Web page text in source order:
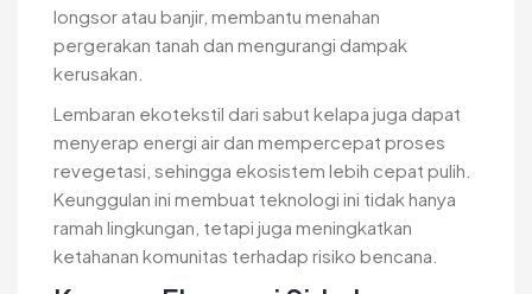
longsor atau banjir, membantu menahan
pergerakan tanah dan mengurangi dampak
kerusakan.
Lembaran ekotekstil dari sabut kelapa juga dapat
menyerap energi air dan mempercepat proses
revegetasi, sehingga ekosistem lebih cepat pulih.
Keunggulan ini membuat teknologi ini tidak hanya
ramah lingkungan, tetapi juga meningkatkan
ketahanan komunitas terhadap risiko bencana.